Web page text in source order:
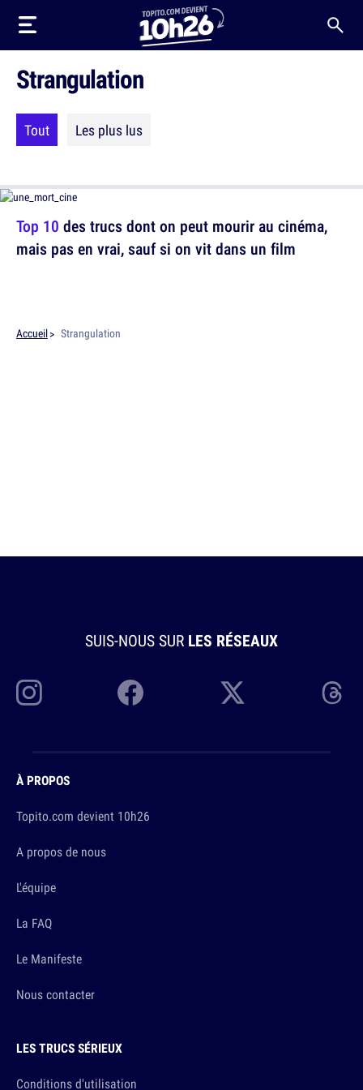
Strangulation
Tout Les plus lus
Top 10 des trucs dont on peut mourir au cinéma,
mais pas en vrai, sauf si on vit dans un film
Accueil Strangulation
SUIS-NOUS SUR LES RÉSEAUX
À PROPOS
Topito.com devient 10h26
A propos de nous
L'équipe
La FAQ
Le Manifeste
Nous contacter
LES TRUCS SÉRIEUX
Conditions d'utilisation